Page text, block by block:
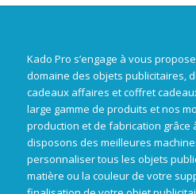
Kado Pro s’engage à vous
domaine des objets publicitaires,
cadeaux affaires et coffret
large gamme de produits et nos
production et de fabrication grâce
disposons des meilleures
personnaliser tous les objets
matière ou la couleur de votre